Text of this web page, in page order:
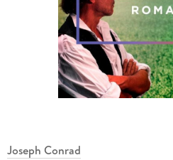
Joseph Conrad